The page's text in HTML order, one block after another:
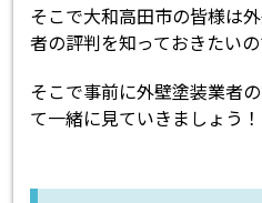
そこで大和高田市の皆様は
者の評判を知っておきたい
そこで事前に外壁塗装業者
て一緒に見ていきましょう！